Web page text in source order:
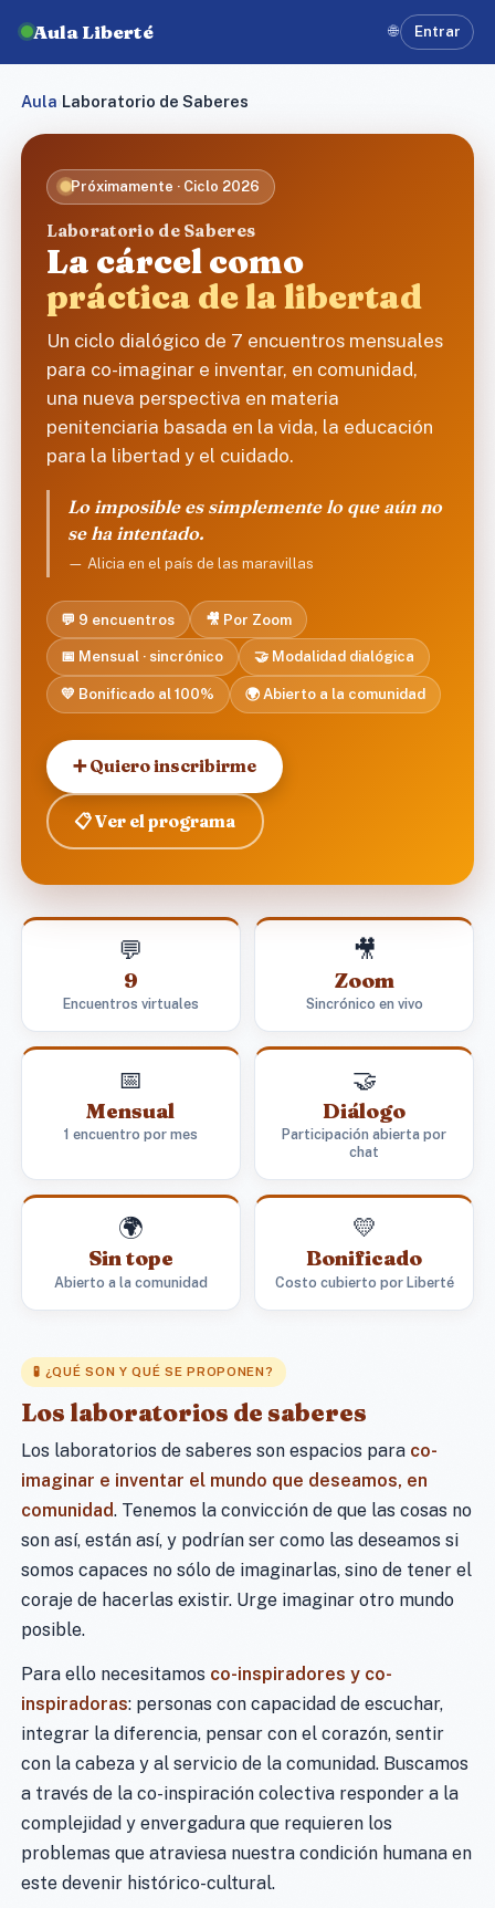
Aula Liberté 🌐 Entrar
Aula Laboratorio de Saberes
Próximamente · Ciclo 2026
Laboratorio de Saberes
La cárcel como
práctica de la libertad
Un ciclo dialógico de 7 encuentros mensuales
para co-imaginar e inventar, en comunidad,
una nueva perspectiva en materia
penitenciaria basada en la vida, la educación
para la libertad y el cuidado.
Lo imposible es simplemente lo que aún no
se ha intentado.
— Alicia en el país de las maravillas
💬 9 encuentros 🎥 Por Zoom
📅 Mensual · sincrónico 🤝 Modalidad dialógica
💛 Bonificado al 100% 🌍 Abierto a la comunidad
➕ Quiero inscribirme
📋 Ver el programa
💬
9
Encuentros virtuales
🎥
Zoom
Sincrónico en vivo
📅
Mensual
1 encuentro por mes
🤝
Diálogo
Participación abierta por
chat
🌍
Sin tope
Abierto a la comunidad
💛
Bonificado
Costo cubierto por Liberté
🧪 ¿QUÉ SON Y QUÉ SE PROPONEN?
Los laboratorios de saberes
Los laboratorios de saberes son espacios para co-
imaginar e inventar el mundo que deseamos, en
comunidad. Tenemos la convicción de que las cosas no
son así, están así, y podrían ser como las deseamos si
somos capaces no sólo de imaginarlas, sino de tener el
coraje de hacerlas existir. Urge imaginar otro mundo
posible.
Para ello necesitamos co-inspiradores y co-
inspiradoras: personas con capacidad de escuchar,
integrar la diferencia, pensar con el corazón, sentir
con la cabeza y al servicio de la comunidad. Buscamos
a través de la co-inspiración colectiva responder a la
complejidad y envergadura que requieren los
problemas que atraviesa nuestra condición humana en
este devenir histórico-cultural.